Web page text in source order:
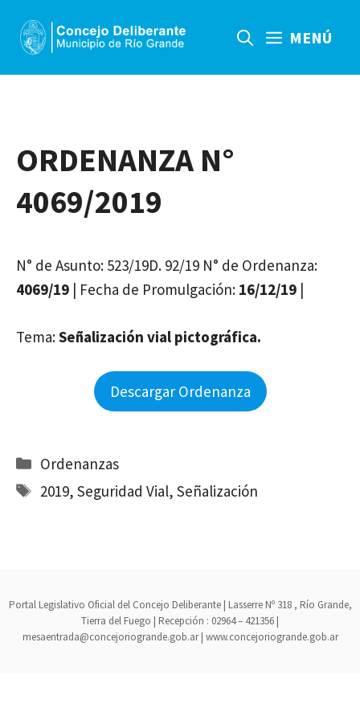
contenido
MENÚ
ORDENANZA N°
4069/2019
N° de Asunto: 523/19D. 92/19 N° de Ordenanza:
4069/19 | Fecha de Promulgación: 16/12/19 |
Tema:Señalización vial pictográfica.
Descargar Ordenanza
Categorías
Ordenanzas
Etiquetas
2019,Seguridad Vial,Señalización
Portal Legislativo Oficial del Concejo Deliberante | Lasserre Nº 318 , Río Grande,
Tierra del Fuego | Recepción : 02964 – 421356 |
mesaentrada@concejoriogrande.gob.ar | www.concejoriogrande.gob.ar